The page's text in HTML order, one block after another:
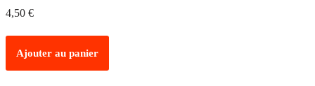
4,50 €
Ajouter au panier